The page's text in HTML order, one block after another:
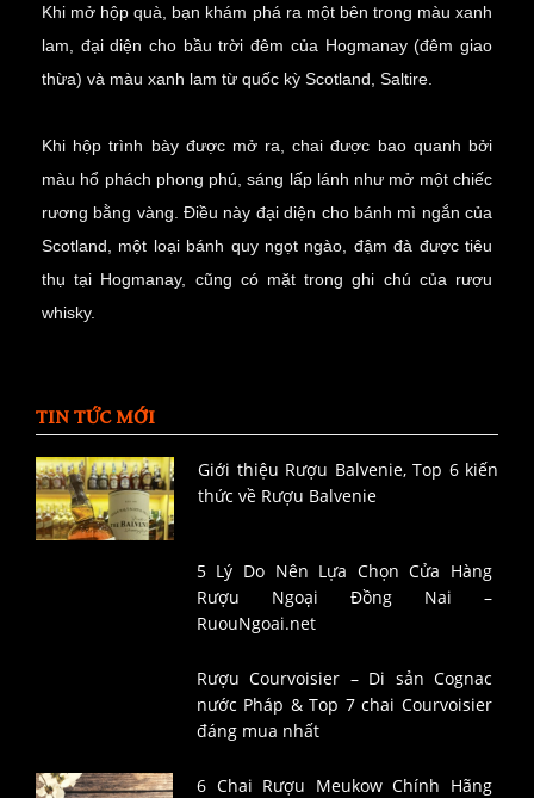
Khi mở hộp quà, bạn khám phá ra một bên trong màu xanh
lam, đại diện cho bầu trời đêm của Hogmanay (đêm giao
thừa) và màu xanh lam từ quốc kỳ Scotland, Saltire.
Khi hộp trình bày được mở ra, chai được bao quanh bởi
màu hổ phách phong phú, sáng lấp lánh như mở một chiếc
rương bằng vàng. Điều này đại diện cho bánh mì ngắn của
Scotland, một loại bánh quy ngọt ngào, đậm đà được tiêu
thụ tại Hogmanay, cũng có mặt trong ghi chú của rượu
whisky.
TIN TỨC MỚI
Giới thiệu Rượu Balvenie, Top 6 kiến
thức về Rượu Balvenie
5 Lý Do Nên Lựa Chọn Cửa Hàng
Rượu Ngoại Đồng Nai –
RuouNgoai.net
Rượu Courvoisier – Di sản Cognac
nước Pháp & Top 7 chai Courvoisier
đáng mua nhất
6 Chai Rượu Meukow Chính Hãng